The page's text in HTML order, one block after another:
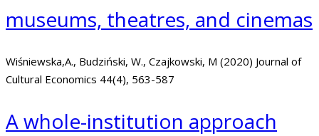
museums, theatres, and cinemas
Wiśniewska,A., Budziński, W., Czajkowski, M (2020) Journal of
Cultural Economics 44(4), 563-587
A whole-institution approach